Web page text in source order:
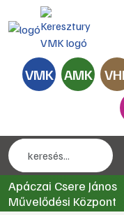
VMK AMK
Apáczai Csere János
Művelődési Központ